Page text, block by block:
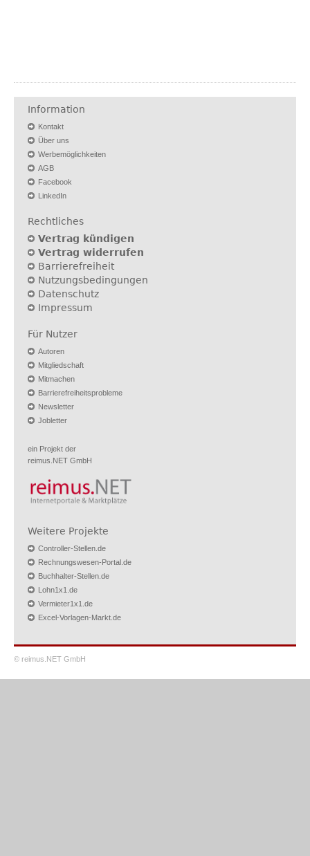
Information
Kontakt
Über uns
Werbemöglichkeiten
AGB
Facebook
LinkedIn
Rechtliches
Vertrag kündigen
Vertrag widerrufen
Barrierefreiheit
Nutzungsbedingungen
Datenschutz
Impressum
Für Nutzer
Autoren
Mitgliedschaft
Mitmachen
Barrierefreiheitsprobleme
Newsletter
Jobletter
ein Projekt der
reimus.NET GmbH
Weitere Projekte
Controller-Stellen.de
Rechnungswesen-Portal.de
Buchhalter-Stellen.de
Lohn1x1.de
Vermieter1x1.de
Excel-Vorlagen-Markt.de
© reimus.NET GmbH